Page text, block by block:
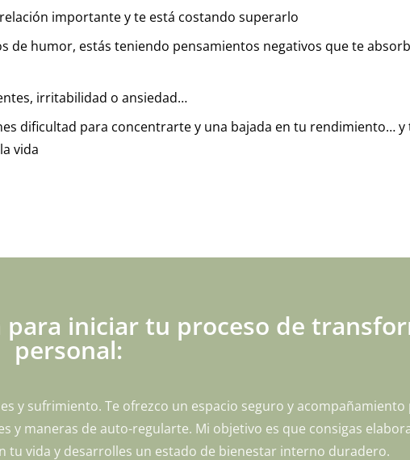
importante y te está costando superarlo
de humor, estás teniendo pensamientos negativos que te
irritabilidad o ansiedad…
dificultad para concentrarte y una bajada en tu rendimiento… y
vida
iniciar tu proceso de
personal:
y sufrimiento. Te ofrezco un espacio seguro y
y maneras de auto-regularte. Mi objetivo es que consigas
tu vida y desarrolles un estado de bienestar interno duradero.